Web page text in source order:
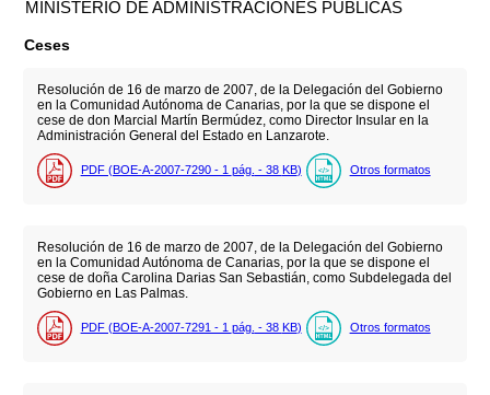
MINISTERIO DE ADMINISTRACIONES PÚBLICAS
Ceses
Resolución de 16 de marzo de 2007, de la Delegación del Gobierno
en la Comunidad Autónoma de Canarias, por la que se dispone el
cese de don Marcial Martín Bermúdez, como Director Insular en la
Administración General del Estado en Lanzarote.
PDF (BOE-A-2007-7290 - 1 pág. - 38 KB) Otros formatos
Resolución de 16 de marzo de 2007, de la Delegación del Gobierno
en la Comunidad Autónoma de Canarias, por la que se dispone el
cese de doña Carolina Darias San Sebastián, como Subdelegada del
Gobierno en Las Palmas.
PDF (BOE-A-2007-7291 - 1 pág. - 38 KB) Otros formatos